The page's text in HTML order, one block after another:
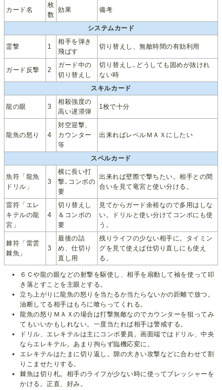
カード名
枚
数
効果 備考
システムカード
霊撃 1
相手を弾き
飛ばす
切り替えし、無敵時間の有効利用
ガード反撃 2
ガード中の
切り替えし
切り替えし､どうしても固めが抜けれ
ない時
スキルカード
龍の眼 3
相殺強度の
高い遅滞弾
1枚で十分
龍魚の怒り 4
対空迎撃、
カウンター
等
出来ればレベルＭＡＸにしたい
スペルカード
魚符「龍魚
ドリル」
3
横に長い打
撃､コンボの
要
出来れば壁際で撃ちたい。相手との間
合いを見て竜宮と使い分ける。
雷符「エレ
キテルの龍
宮」
4
切り替えし
＆コンボの
要
見てからガード余裕なので多用はしな
い。ドリルと使い分けてコンボにも使
う。
棘符「雷雲
棘魚」
3
最後の詰
め、仕切り
直し用
残りライフの少ない相手に。タイミン
グを見て使えば仕切り直しにも使え
る。
６Ｃや龍の眼などの射撃を駆使し、相手を扇動して袖を使って叩
き落とすことを主眼とする。
立ち上がりに龍魚の怒りを当たるか当たらないかの距離で放つ。
油断してる相手はもろに喰らってくれる。
龍魚の怒りＭＡＸの場合は打撃無敵なのでカウンターを狙ってみ
てもいいかもしれない。一度当たれば相手は警戒する。
ドリル、エレキテルは主にコンボ要員。画面端ではドリル、中央
ならエレキテル。あまり拘らず臨機応変に。
エレキテルはたまに切り返し。隙の大きい攻撃などに合わせて割
りこませたりする。
棘魚は切り札。相手のライフが少ない時に使ってプレッシャーを
かける。正直、好み。